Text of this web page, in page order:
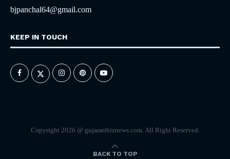
bjpanchal64@gmail.com
KEEP IN TOUCH
Copyright 2026 @ gujaratibiznews.com. All Right Reserved.
BACK TO TOP